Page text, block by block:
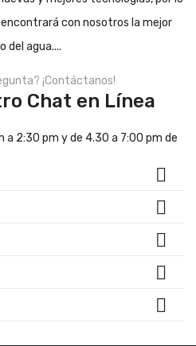
con nosotros la mejor
del agua....
¡Contáctanos!
Chat en Línea
a 2:30 pm y de 4.30 a 7:00 pm de




